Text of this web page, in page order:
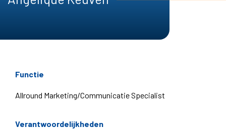
Functie
Allround Marketing/Communicatie Specialist
Verantwoordelijkheden